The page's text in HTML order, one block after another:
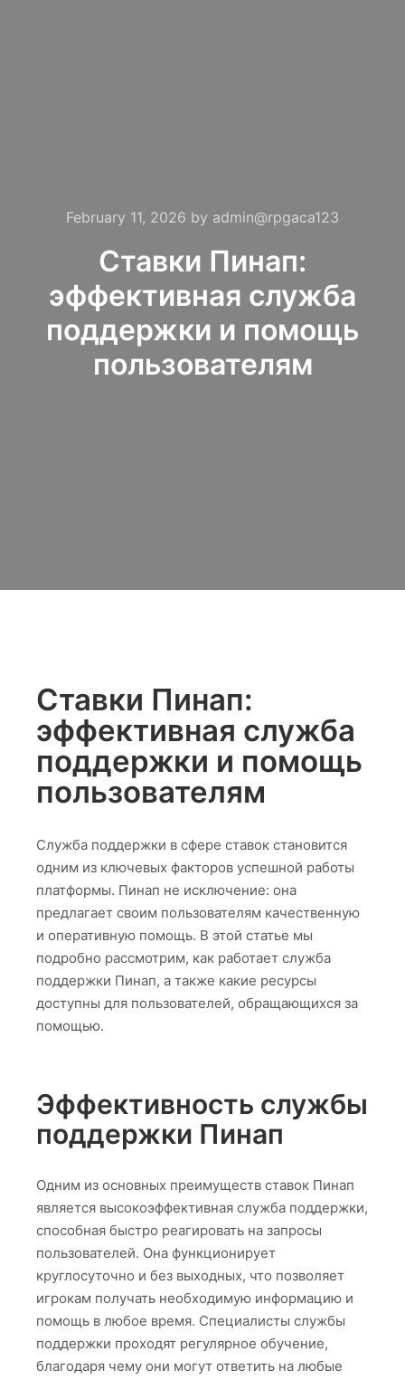
February 11, 2026 by admin@rpgaca123
Ставки Пинап:
эффективная служба
поддержки и помощь
пользователям
Ставки Пинап:
эффективная служба
поддержки и помощь
пользователям
Служба поддержки в сфере ставок становится
одним из ключевых факторов успешной работы
платформы. Пинап не исключение: она
предлагает своим пользователям качественную
и оперативную помощь. В этой статье мы
подробно рассмотрим, как работает служба
поддержки Пинап, а также какие ресурсы
доступны для пользователей, обращающихся за
помощью.
Эффективность службы
поддержки Пинап
Одним из основных преимуществ ставок Пинап
является высокоэффективная служба поддержки,
способная быстро реагировать на запросы
пользователей. Она функционирует
круглосуточно и без выходных, что позволяет
игрокам получать необходимую информацию и
помощь в любое время. Специалисты службы
поддержки проходят регулярное обучение,
благодаря чему они могут ответить на любые